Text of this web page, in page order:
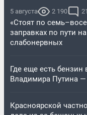
5 августа 2 190 21
«Стоят по
заправках по пути
слабонервных
Где еще есть бензин
Владимира Путина
Красноярской